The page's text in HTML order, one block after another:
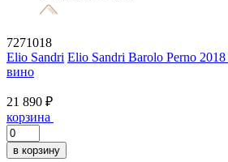
7271018
Elio Sandri Elio Sandri Barolo Perno 2018
вино
21 890 ₽
корзина
в корзину